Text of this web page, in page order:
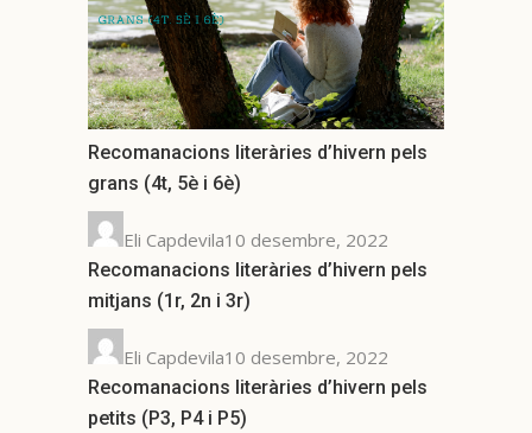
Recomanacions literàries d’hivern pels
grans (4t, 5è i 6è)
Eli Capdevila10 desembre, 2022
Recomanacions literàries d’hivern pels
mitjans (1r, 2n i 3r)
Eli Capdevila10 desembre, 2022
Recomanacions literàries d’hivern pels
petits (P3, P4 i P5)